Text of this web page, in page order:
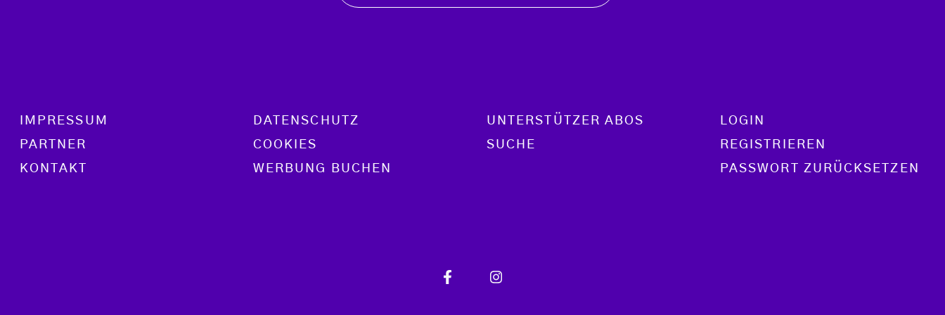
Footer menu
IMPRESSUM
PARTNER
KONTAKT
DATENSCHUTZ
COOKIES
WERBUNG BUCHEN
UNTERSTÜTZER ABOS
SUCHE
LOGIN
REGISTRIEREN
PASSWORT ZURÜCKSETZEN